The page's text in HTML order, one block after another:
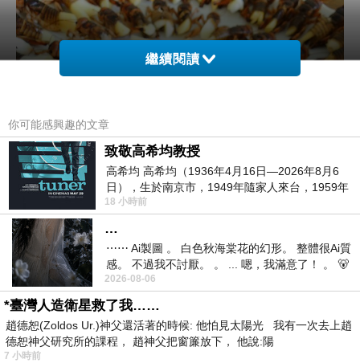
沙豬現在的家在荒郊野外
繼續閱讀
你可能感興趣的文章
致敬高希均教授
高希均 高希均（1936年4月16日—2026年8月6
日），生於南京市，1949年隨家人來台，1959年
赴美深造並取得經濟發展博士學位。曾任
18 小時前
…
⋯⋯ Ai製圖 。 白色秋海棠花的幻形。 整體很Ai質
感。 不過我不討厭。 。 ... 嗯，我滿意了！ 。 🐻
昨中
2026-08-06
*臺灣人造衛星救了我……
趙德恕(Zoldos Ur.)神父還活著的時候: 他怕見太陽光 我有一次去上趙
德恕神父研究所的課程， 趙神父把窗簾放下， 他說:陽
7 小時前